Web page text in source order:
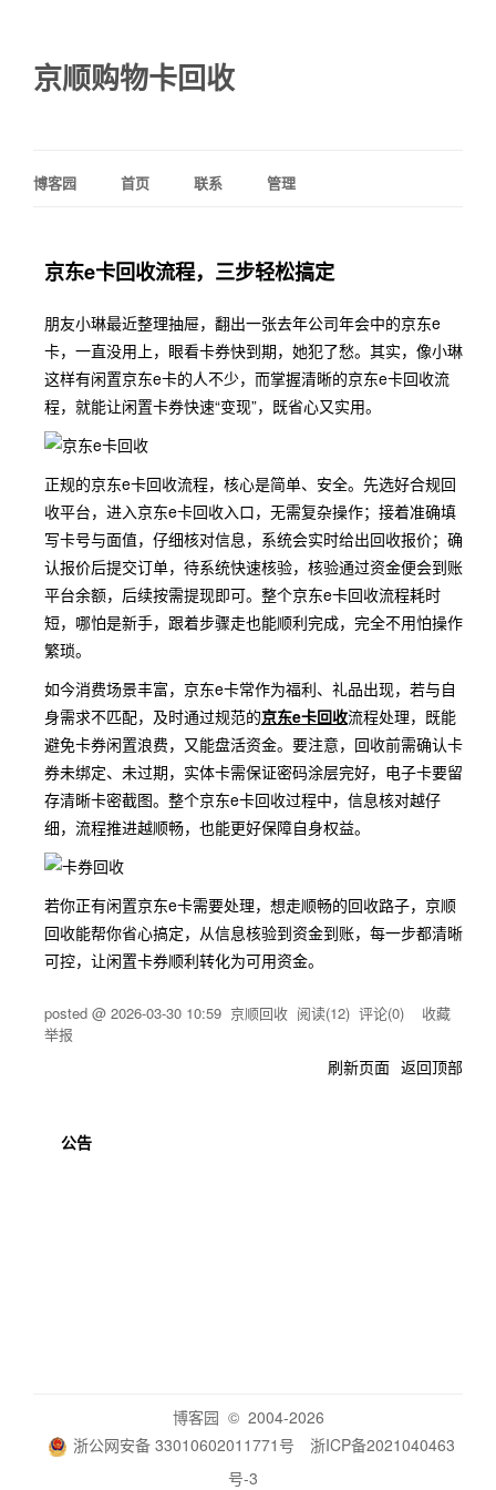
京顺购物卡回收
博客园 首页 联系 管理
京东e卡回收流程，三步轻松搞定
朋友小琳最近整理抽屉，翻出一张去年公司年会中的京东e
卡，一直没用上，眼看卡券快到期，她犯了愁。其实，像小琳
这样有闲置京东e卡的人不少，而掌握清晰的京东e卡回收流
程，就能让闲置卡券快速“变现”，既省心又实用。
正规的京东e卡回收流程，核心是简单、安全。先选好合规回
收平台，进入京东e卡回收入口，无需复杂操作；接着准确填
写卡号与面值，仔细核对信息，系统会实时给出回收报价；确
认报价后提交订单，待系统快速核验，核验通过资金便会到账
平台余额，后续按需提现即可。整个京东e卡回收流程耗时
短，哪怕是新手，跟着步骤走也能顺利完成，完全不用怕操作
繁琐。
如今消费场景丰富，京东e卡常作为福利、礼品出现，若与自
身需求不匹配，及时通过规范的京东e卡回收流程处理，既能
避免卡券闲置浪费，又能盘活资金。要注意，回收前需确认卡
券未绑定、未过期，实体卡需保证密码涂层完好，电子卡要留
存清晰卡密截图。整个京东e卡回收过程中，信息核对越仔
细，流程推进越顺畅，也能更好保障自身权益。
若你正有闲置京东e卡需要处理，想走顺畅的回收路子，京顺
回收能帮你省心搞定，从信息核验到资金到账，每一步都清晰
可控，让闲置卡券顺利转化为可用资金。
posted @ 2026-03-30 10:59 京顺回收 阅读(12) 评论(0) 收藏
举报
刷新页面 返回顶部
公告
博客园 © 2004-2026
浙公网安备 33010602011771号
浙ICP备2021040463
号-3